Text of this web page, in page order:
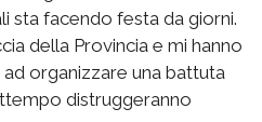
sta facendo festa da giorni.
della Provincia e mi hanno
organizzare una battuta
distruggeranno